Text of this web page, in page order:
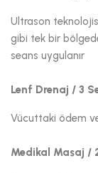
Ultrason
gibi tek bir
seans uygulanır
Lenf Drenaj / 3
Vücuttaki ödem
Medikal Masaj /